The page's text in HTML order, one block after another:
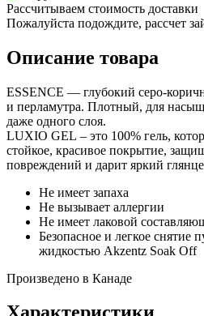
Рассчитываем стоимость доставки
Пожалуйста подождите, рассчет
Описание товара
ESSENCE — глубокий серо-
и перламутра. Плотный, для
даже одного слоя.
LUXIO GEL – это 100% гель,
стойкое, красивое покрытие,
повреждений и дарит яркий
Не имеет запаха
Не вызывает аллергии
Не имеет лаковой
Безопасное и легкое снятие
жидкостью Akzentz Soak Off
Произведено в Канаде